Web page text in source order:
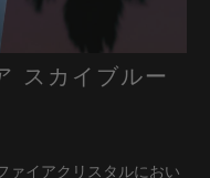
スカイブルー
ァイアクリスタルにおい